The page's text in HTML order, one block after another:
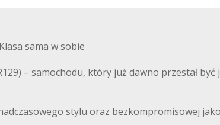
sama w sobie
– samochodu, który już dawno przestał
stylu oraz bezkompromisowej